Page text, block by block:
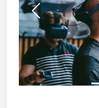
Forrige